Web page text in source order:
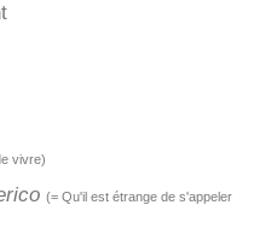
vivre)
(= Qu'il est étrange de s'appeler